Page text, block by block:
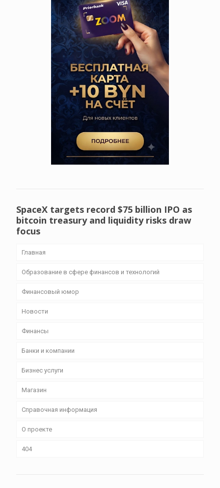
SpaceX targets record $75 billion IPO as
bitcoin treasury and liquidity risks draw
focus
Главная
Образование в сфере финансов и технологий
Финансовый юмор
Новости
Финансы
Банки и компании
Бизнес уcлуги
Магазин
Справочная информация
О проекте
404